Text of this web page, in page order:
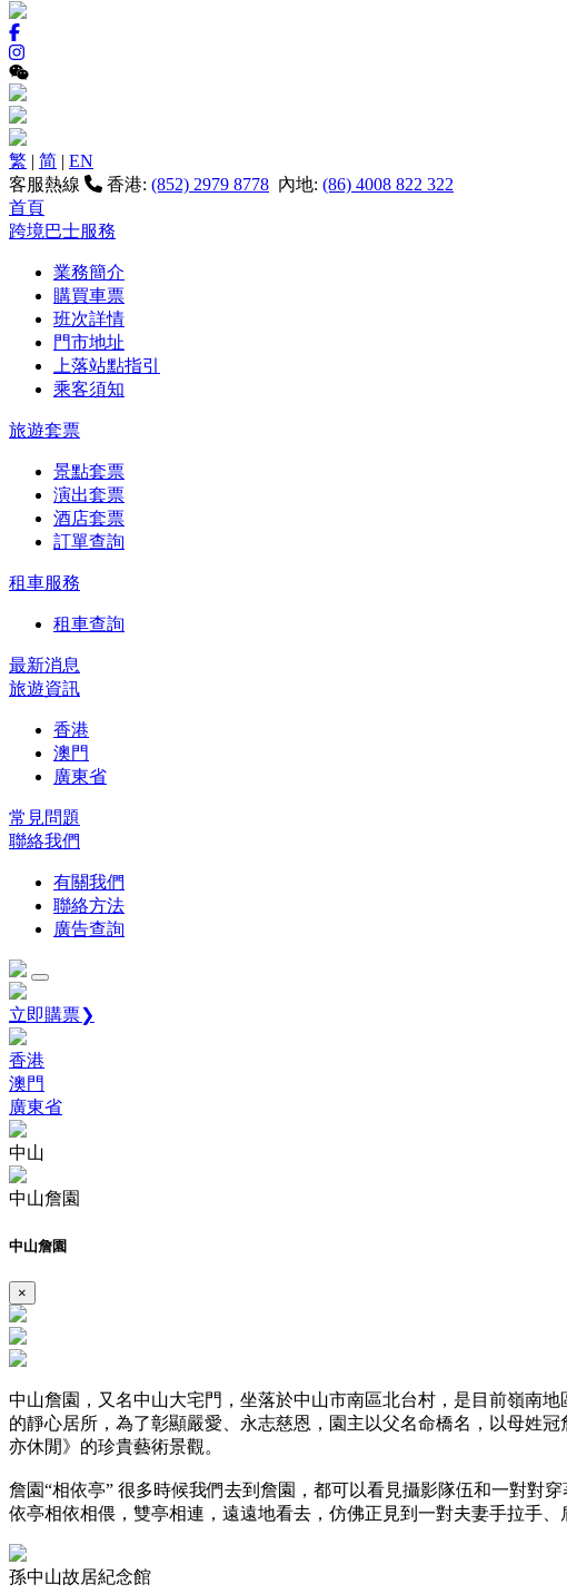
繁 | 简 | EN
客服熱線
香港: (852) 2979 8778 內地: (86) 4008 822 322
首頁
跨境巴士服務
業務簡介
購買車票
班次詳情
門市地址
上落站點指引
乘客須知
旅遊套票
景點套票
演出套票
酒店套票
訂單查詢
租車服務
租車查詢
最新消息
旅遊資訊
香港
澳門
廣東省
常見問題
聯絡我們
有關我們
聯絡方法
廣告查詢
立即購票❯
香港
澳門
廣東省
中山
中山詹園
中山詹園
×
中山詹園，又名中山大宅門，坐落於中山市南區北台村，是目前嶺南
的靜心居所，為了彰顯嚴愛、永志慈恩，園主以父名命橋名，以母姓
亦休閒》的珍貴藝術景觀。
詹園“相依亭” 很多時候我們去到詹園，都可以看見攝影隊伍和一對對
依亭相依相偎，雙亭相連，遠遠地看去，仿佛正見到一對夫妻手拉手
孫中山故居紀念館